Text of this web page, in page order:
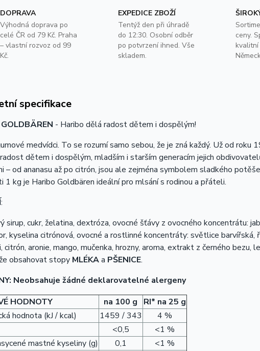
DOPRAVA
Výhodná doprava po
celé ČR od 79 Kč. Praha
– vlastní rozvoz od 99
Kč.
EXPEDICE ZBOŽÍ
Tentýž den při úhradě
do 12:30. Osobní odběr
po potvrzení ihned. Vše
skladem.
ceny.
kvalitní
specifikace
- Haribo dělá radost dětem i dospělým!
medvídci. To se rozumí samo sebou, že je zná každý. Už od
dětem i dospělým, mladším i starším generacím jejich
– od ananasu až po citrón, jsou ale zejména symbolem sladkého
1 kg je Haribo Goldbären ideální pro mlsání s rodinou a přáteli.
:
sirup, cukr, želatina, dextróza, ovocné šťávy z ovocného koncentrátu:
kyselina citrónová, ovocné a rostlinné koncentráty: světlice barvířská,
citrón, aronie, mango, mučenka, hrozny, aroma, extrakt z černého
obsahovat stopy MLÉKAa PŠENICE.
: Neobsahuje žádné deklarovatelné alergeny
HODNOTY
na 100 g
RI* na 25 g
hodnota (kJ / kcal)
1459 / 343
4 %
<0,5
<1 %
mastné kyseliny (g)
0,1
<1 %